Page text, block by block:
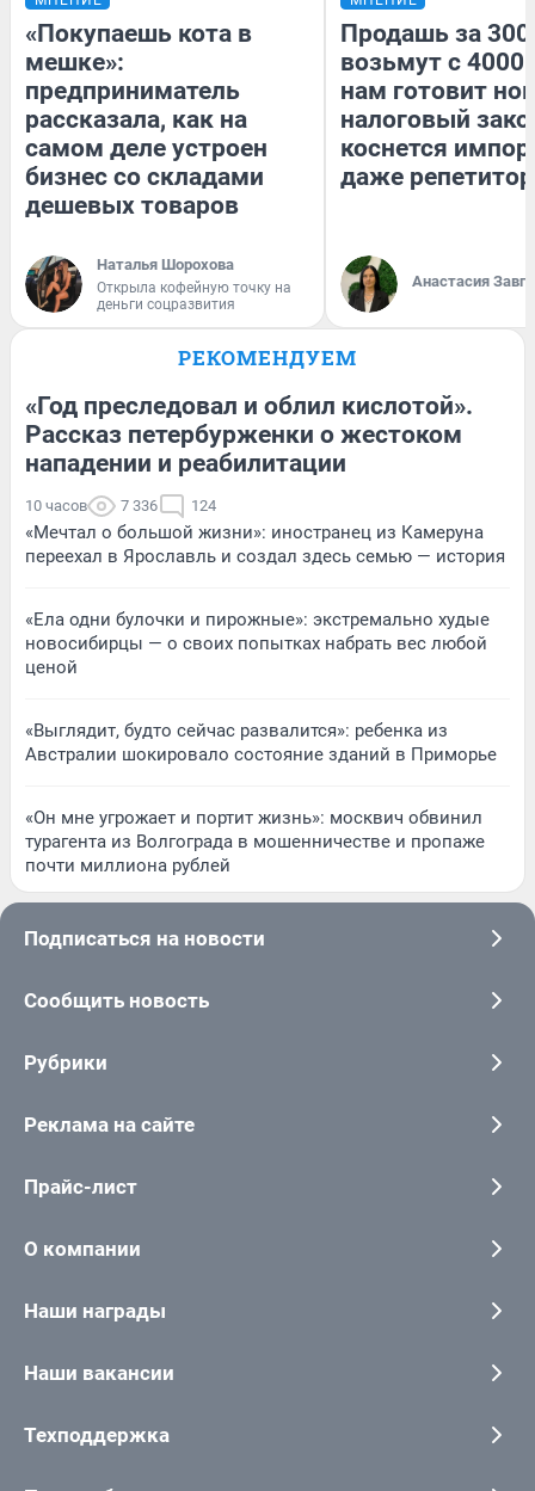
«Покупаешь кота в
мешке»:
предприниматель
рассказала, как на
самом деле устроен
бизнес со складами
дешевых товаров
Наталья Шорохова
Открыла кофейную точку на
деньги соцразвития
Продашь за
возьмут с
нам готовит
налоговый
коснется
даже
Анастасия
РЕКОМЕНДУЕМ
«Год преследовал и облил кислотой».
Рассказ петербурженки о жестоком
нападении и реабилитации
10 часов 7 336 124
«Мечтал о большой жизни»: иностранец из Камеруна
переехал в Ярославль и создал здесь семью — история
«Ела одни булочки и пирожные»: экстремально худые
новосибирцы — о своих попытках набрать вес любой
ценой
«Выглядит, будто сейчас развалится»: ребенка из
Австралии шокировало состояние зданий в Приморье
«Он мне угрожает и портит жизнь»: москвич обвинил
турагента из Волгограда в мошенничестве и пропаже
почти миллиона рублей
Подписаться на новости
Сообщить новость
Рубрики
Реклама на сайте
Прайс-лист
О компании
Наши награды
Наши вакансии
Техподдержка